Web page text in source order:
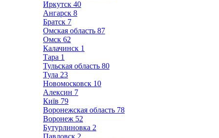
Иркутск 40
Ангарск 8
Братск 7
Омская область 87
Омск 62
Калачинск 1
Тара 1
Тульская область 80
Тула 23
Новомосковск 10
Алексин 7
Київ 79
Воронежская область 78
Воронеж 52
Бутурлиновка 2
Павловск 2